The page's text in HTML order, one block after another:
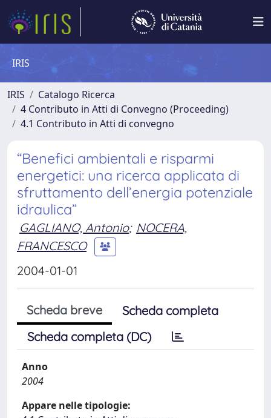
IRIS
IRIS
Catalogo Ricerca
4 Contributo in Atti di Convegno (Proceeding)
4.1 Contributo in Atti di convegno
“Benefici ambientali e risparmi
energetici: una ricerca applicata di
sfruttamento dell’energia potenziale
idraulica”
GAGLIANO, Antonio; NOCERA,
FRANCESCO
2004-01-01
Scheda breve
Scheda completa
Scheda completa (DC)
Anno
2004
Appare nelle tipologie: